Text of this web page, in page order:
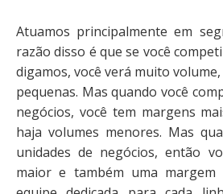
Atuamos principalmente em
razão disso é que se você
digamos, você verá muito
pequenas. Mas quando você
negócios, você tem margens
haja volumes menores. Mas
unidades de negócios, então
maior e também uma margem